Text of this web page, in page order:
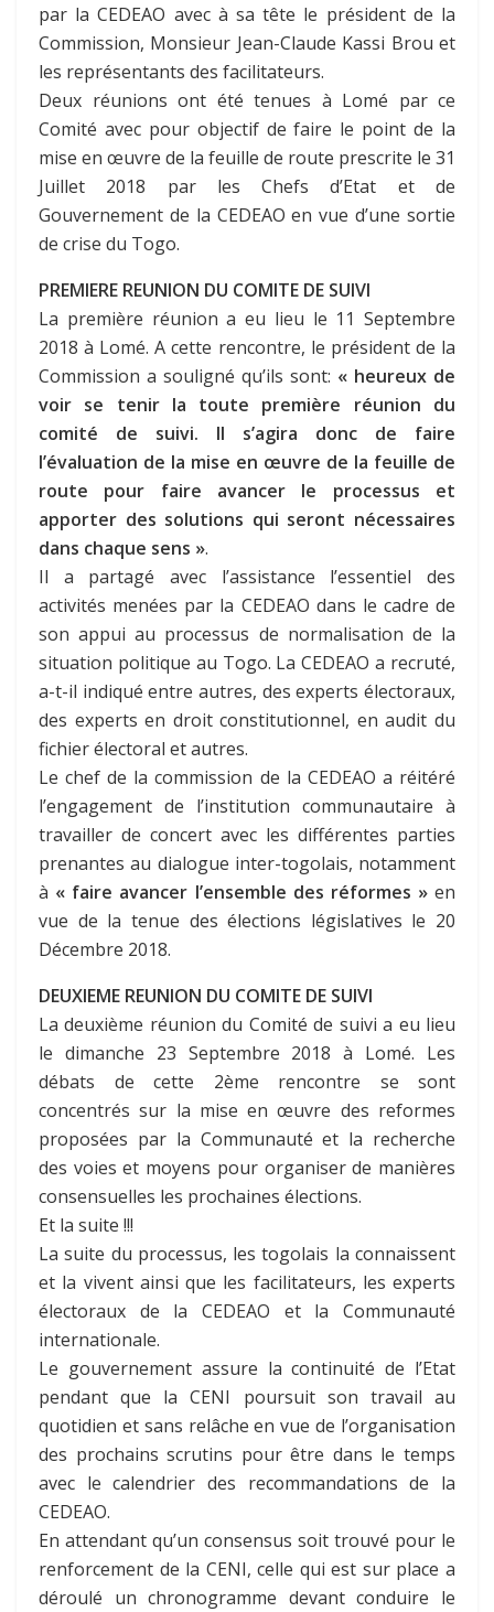
par la CEDEAO avec à sa tête le président de la
Commission, Monsieur Jean-Claude Kassi Brou et
les représentants des facilitateurs.
Deux réunions ont été tenues à Lomé par ce
Comité avec pour objectif de faire le point de la
mise en œuvre de la feuille de route prescrite le 31
Juillet 2018 par les Chefs d’Etat et de
Gouvernement de la CEDEAO en vue d’une sortie
de crise du Togo.
PREMIERE REUNION DU COMITE DE SUIVI
La première réunion a eu lieu le 11 Septembre
2018 à Lomé. A cette rencontre, le président de la
Commission a souligné qu’ils sont: « heureux de
voir se tenir la toute première réunion du
comité de suivi. Il s’agira donc de faire
l’évaluation de la mise en œuvre de la feuille de
route pour faire avancer le processus et
apporter des solutions qui seront nécessaires
dans chaque sens ».
Il a partagé avec l’assistance l’essentiel des
activités menées par la CEDEAO dans le cadre de
son appui au processus de normalisation de la
situation politique au Togo. La CEDEAO a recruté,
a-t-il indiqué entre autres, des experts électoraux,
des experts en droit constitutionnel, en audit du
fichier électoral et autres.
Le chef de la commission de la CEDEAO a réitéré
l’engagement de l’institution communautaire à
travailler de concert avec les différentes parties
prenantes au dialogue inter-togolais, notamment
à « faire avancer l’ensemble des réformes »en
vue de la tenue des élections législatives le 20
Décembre 2018.
DEUXIEME REUNION DU COMITE DE SUIVI
La deuxième réunion du Comité de suivi a eu lieu
le dimanche 23 Septembre 2018 à Lomé. Les
débats de cette 2ème rencontre se sont
concentrés sur la mise en œuvre des reformes
proposées par la Communauté et la recherche
des voies et moyens pour organiser de manières
consensuelles les prochaines élections.
Et la suite !!!
La suite du processus, les togolais la connaissent
et la vivent ainsi que les facilitateurs, les experts
électoraux de la CEDEAO et la Communauté
internationale.
Le gouvernement assure la continuité de l’Etat
pendant que la CENI poursuit son travail au
quotidien et sans relâche en vue de l’organisation
des prochains scrutins pour être dans le temps
avec le calendrier des recommandations de la
CEDEAO.
En attendant qu’un consensus soit trouvé pour le
renforcement de la CENI, celle qui est sur place a
déroulé un chronogramme devant conduire le